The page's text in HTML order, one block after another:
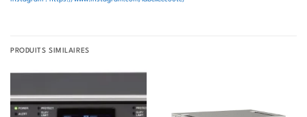
PRODUITS SIMILAIRES